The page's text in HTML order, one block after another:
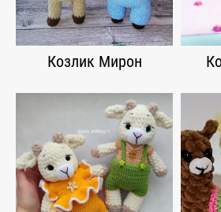
Козлик Мирон